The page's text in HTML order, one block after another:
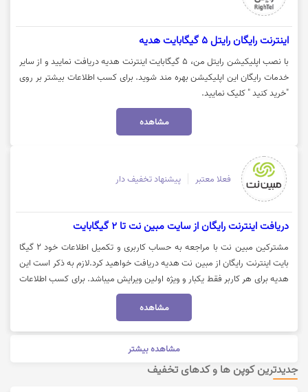
اینترنت رایگان رایتل 5 گیگابایت هدیه
با نصب اپلیکیشن رایتل من، 5 گیگابایت اینترنت هدیه دریافت نمایید و از سایر
خدمات رایگان این اپلیکیشن بهره مند شوید. برای کسب اطلاعات بیشتر بر روی
"خرید کنید " کلیک نمایید.
مشاهده
فعلا معتبر پیشنهاد تخفیف دار
دریافت اینترنت رایگان از سایت مبین نت تا 2 گیگابایت
مشترکین مبین نت با مراجعه به حساب کاربری و تکمیل اطلاعات خود 2 گیگا
بایت اینترنت رایگان از مبین نت هدیه دریافت خواهید کرد.لازم به ذکر است این
هدیه برای هر کاربر فقط یکبار و ویژه اولین ویرایش میباشد. برای کسب اطلاعات
بیشتر بر روی "خرید کنید" کلیک نموده و وارد حساب کاربری خود شوید.
مشاهده
مشاهده بیشتر
جدیدترین کوپن ها و کدهای تخفیف